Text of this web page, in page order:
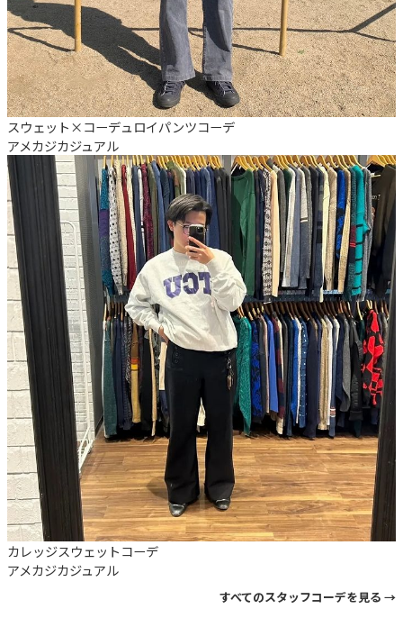
スウェット×コーデュロイパンツコーデ
アメカジカジュアル
カレッジスウェットコーデ
アメカジカジュアル
すべてのスタッフコーデを見る →